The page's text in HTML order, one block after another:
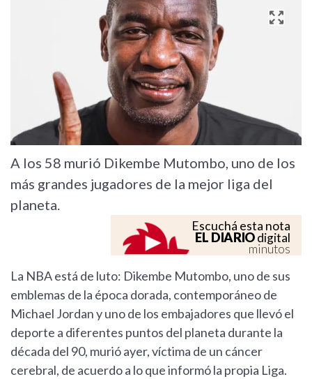
A los 58 murió Dikembe Mutombo, uno de los
más grandes jugadores de la mejor liga del
planeta.
Escuchá esta nota
EL DIARIOdigital
minutos
La NBA está de luto: Dikembe Mutombo, uno de sus
emblemas de la época dorada, contemporáneo de
Michael Jordan y uno de los embajadores que llevó el
deporte a diferentes puntos del planeta durante la
década del 90, murió ayer, víctima de un cáncer
cerebral, de acuerdo a lo que informó la propia Liga.